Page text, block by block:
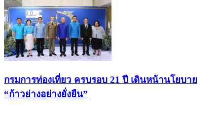
กรมการท่องเที่ยว ครบรอบ 21 ปี เดินหน้านโยบาย
“ก้าวย่างอย่างยั่งยืน”